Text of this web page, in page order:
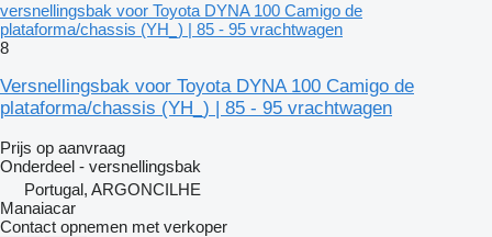
versnellingsbak voor Toyota DYNA 100 Camigo de
plataforma/chassis (YH_) | 85 - 95 vrachtwagen
8
Versnellingsbak voor Toyota DYNA 100 Camigo de
plataforma/chassis (YH_) | 85 - 95 vrachtwagen
Prijs op aanvraag
Onderdeel - versnellingsbak
Portugal, ARGONCILHE
Manaiacar
Contact opnemen met verkoper